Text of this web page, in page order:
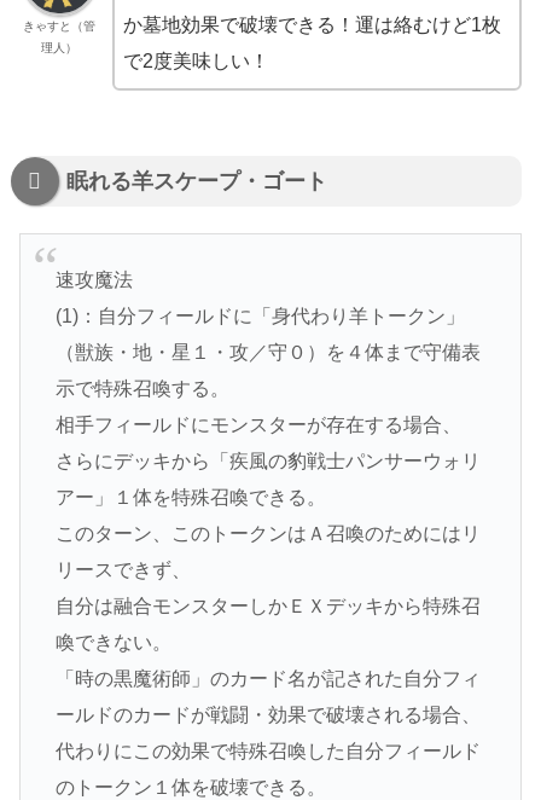
きゃすと（管
理人）
か墓地効果で破壊できる！運は絡むけど1枚
で2度美味しい！
眠れる羊スケープ・ゴート
速攻魔法
(1)：自分フィールドに「身代わり羊トークン」
（獣族・地・星１・攻／守０）を４体まで守備表
示で特殊召喚する。
相手フィールドにモンスターが存在する場合、
さらにデッキから「疾風の豹戦士パンサーウォリ
アー」１体を特殊召喚できる。
このターン、このトークンはＡ召喚のためにはリ
リースできず、
自分は融合モンスターしかＥＸデッキから特殊召
喚できない。
「時の黒魔術師」のカード名が記された自分フィ
ールドのカードが戦闘・効果で破壊される場合、
代わりにこの効果で特殊召喚した自分フィールド
のトークン１体を破壊できる。